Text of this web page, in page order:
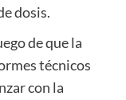
dosis.
de que la
técnicos
con la